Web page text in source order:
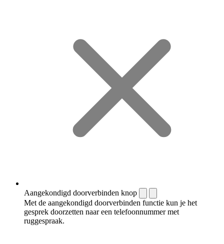
Aangekondigd doorverbinden knop
Met de aangekondigd doorverbinden functie kun je het
gesprek doorzetten naar een telefoonnummer met
ruggespraak.